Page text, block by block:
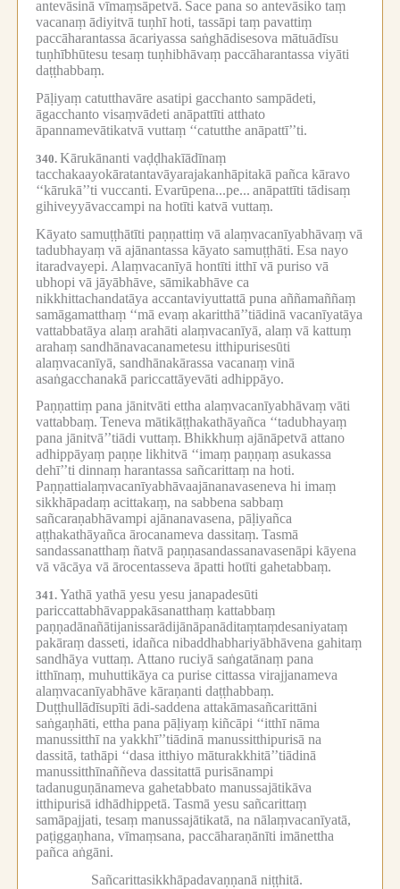
antevāsinā vīmaṃsāpetvā. Sace pana so antevāsiko taṃ
vacanaṃ ādiyitvā tuṇhī hoti, tassāpi taṃ pavattiṃ
paccāharantassa ācariyassa saṅghādisesova mātuādīsu
tuṇhībhūtesu tesaṃ tuṇhibhāvaṃ paccāharantassa viyāti
daṭṭhabbaṃ.
Pāḷiyaṃ catutthavāre asatipi gacchanto sampādeti,
āgacchanto visaṃvādeti anāpattīti atthato
āpannamevātikatvā vuttaṃ ‘‘catutthe anāpattī’’ti.
340. Kārukānanti vaḍḍhakīādīnaṃ
tacchakaayokāratantavāyarajakanhāpitakā pañca kāravo
‘‘kārukā’’ti vuccanti. Evarūpena...pe... anāpattīti tādisaṃ
gihiveyyāvaccampi na hotīti katvā vuttaṃ.
Kāyato samuṭṭhātīti paṇṇattiṃ vā alaṃvacanīyabhāvaṃ vā
tadubhayaṃ vā ajānantassa kāyato samuṭṭhāti. Esa nayo
itaradvayepi. Alaṃvacanīyā hontīti itthī vā puriso vā
ubhopi vā jāyābhāve, sāmikabhāve ca
nikkhittachandatāya accantaviyuttattā puna aññamaññaṃ
samāgamatthaṃ ‘‘mā evaṃ akaritthā’’tiādinā vacanīyatāya
vattabbatāya alaṃ arahāti alaṃvacanīyā, alaṃ vā kattuṃ
arahaṃ sandhānavacanametesu itthipurisesūti
alaṃvacanīyā, sandhānakārassa vacanaṃ vinā
asaṅgacchanakā pariccattāyevāti adhippāyo.
Paṇṇattiṃ pana jānitvāti ettha alaṃvacanīyabhāvaṃ vāti
vattabbaṃ. Teneva mātikāṭṭhakathāyañca ‘‘tadubhayaṃ
pana jānitvā’’tiādi vuttaṃ. Bhikkhuṃ ajānāpetvā attano
adhippāyaṃ paṇṇe likhitvā ‘‘imaṃ paṇṇaṃ asukassa
dehī’’ti dinnaṃ harantassa sañcarittaṃ na hoti.
Paṇṇattialaṃvacanīyabhāvaajānanavaseneva hi imaṃ
sikkhāpadaṃ acittakaṃ, na sabbena sabbaṃ
sañcaraṇabhāvampi ajānanavasena, pāḷiyañca
aṭṭhakathāyañca ārocanameva dassitaṃ. Tasmā
sandassanatthaṃ ñatvā paṇṇasandassanavasenāpi kāyena
vā vācāya vā ārocentasseva āpatti hotīti gahetabbaṃ.
341. Yathā yathā yesu yesu janapadesūti
pariccattabhāvappakāsanatthaṃ kattabbaṃ
paṇṇadānañātijanissarādijānāpanāditaṃtaṃdesaniyataṃ
pakāraṃ dasseti, idañca nibaddhabhariyābhāvena gahitaṃ
sandhāya vuttaṃ. Attano ruciyā saṅgatānaṃ pana
itthīnaṃ, muhuttikāya ca purise cittassa virajjanameva
alaṃvacanīyabhāve kāraṇanti daṭṭhabbaṃ.
Duṭṭhullādīsupīti ādi-saddena attakāmasañcarittāni
saṅgaṇhāti, ettha pana pāḷiyaṃ kiñcāpi ‘‘itthī nāma
manussitthī na yakkhī’’tiādinā manussitthipurisā na
dassitā, tathāpi ‘‘dasa itthiyo māturakkhitā’’tiādinā
manussitthīnaññeva dassitattā purisānampi
tadanuguṇānameva gahetabbato manussajātikāva
itthipurisā idhādhippetā. Tasmā yesu sañcarittaṃ
samāpajjati, tesaṃ manussajātikatā, na nālaṃvacanīyatā,
paṭiggaṇhana, vīmaṃsana, paccāharaṇānīti imānettha
pañca aṅgāni.
Sañcarittasikkhāpadavaṇṇanā niṭṭhitā.